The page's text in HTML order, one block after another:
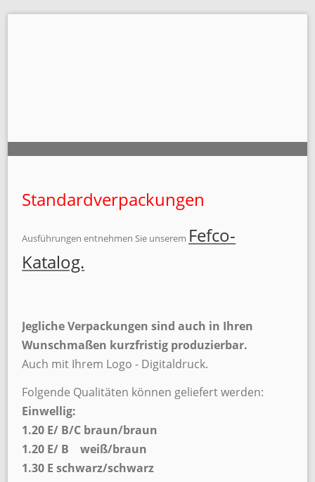
Standardverpackungen
Ausführungen entnehmen Sie unserem Fefco-
Katalog.
Jegliche Verpackungen sind auch in Ihren
Wunschmaßen kurzfristig produzierbar.
Auch mit Ihrem Logo - Digitaldruck.
Folgende Qualitäten können geliefert werden:
Einwellig:
1.20 E/ B/C braun/braun
1.20 E/ B weiß/braun
1.30 E schwarz/schwarz